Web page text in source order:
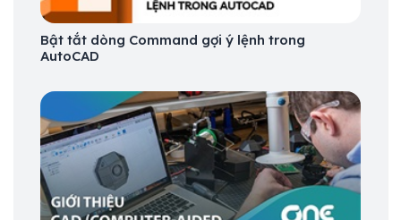
Bật tắt dòng Command gợi ý lệnh trong
AutoCAD